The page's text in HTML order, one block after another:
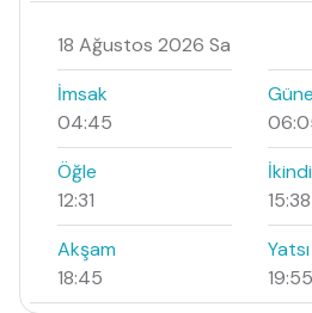
18 Ağustos 2026 Sa
İmsak
04:45
Öğle
12:31
İkindi
15:38
Akşam
18:45
Yatsı
19:55